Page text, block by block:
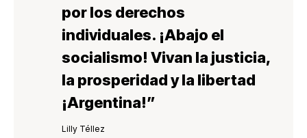
por los derechos
individuales. ¡Abajo el
socialismo! Vivan la justicia,
la prosperidad y la libertad
¡Argentina!”
Lilly Téllez